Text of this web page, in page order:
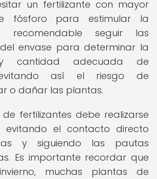
un fertilizante con mayor
fósforo para estimular la
recomendable seguir las
envase para determinar la
cantidad adecuada de
así el riesgo de
o dañar las plantas.
fertilizantes debe realizarse
evitando el contacto directo
y siguiendo las pautas
Es importante recordar que
muchas plantas de